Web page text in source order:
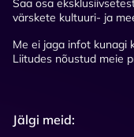
Saa osa
värskete kultuuri- ja
Me ei jaga infot kunagi
Liitudes nõustud meie
Jälgi meid: